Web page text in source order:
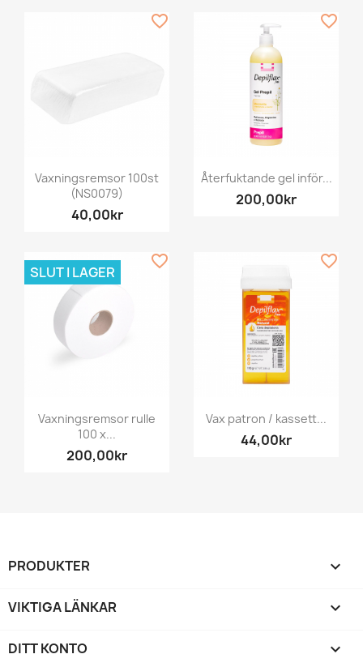
Vaxningsremsor 100st
(NS0079)
40,00kr
favorite_border
Återfuktande gel inför...
200,00kr
favorite_border
Vaxningsremsor rulle
100 x...
200,00kr
SLUT I LAGER
favorite_border
Vax patron / kassett...
44,00kr
favorite_border
PRODUKTER 
VIKTIGA LÄNKAR 
DITT KONTO 